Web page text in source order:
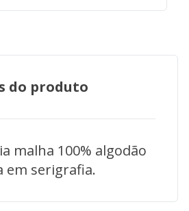
do produto
malha 100% algodão
em serigrafia.